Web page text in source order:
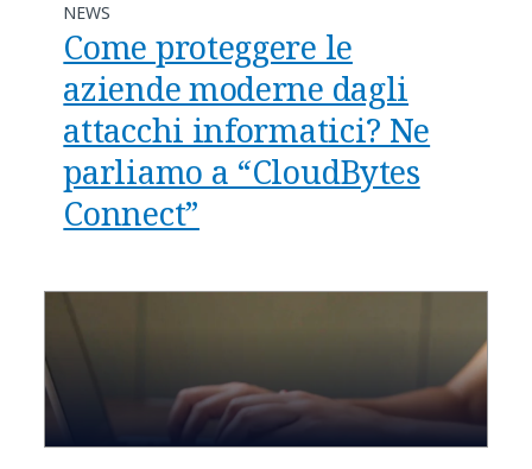
NEWS
Come proteggere le
aziende moderne dagli
attacchi informatici? Ne
parliamo a “CloudBytes
Connect”